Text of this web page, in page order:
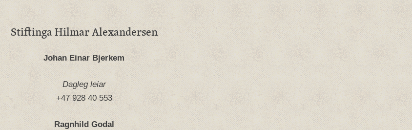
Stiftinga Hilmar Alexandersen
Johan Einar Bjerkem
Dagleg leiar
+47 928 40 553
Ragnhild Godal